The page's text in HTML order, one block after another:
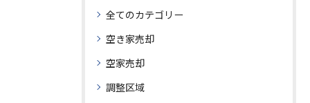
全てのカテゴリー
空き家売却
空家売却
調整区域